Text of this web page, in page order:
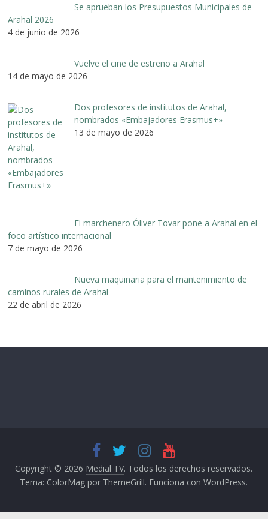
Se aprueban los Presupuestos Municipales de
Arahal 2026
4 de junio de 2026
Vuelve el cine de estreno a Arahal
14 de mayo de 2026
Dos profesores de institutos de Arahal,
nombrados «Embajadores Erasmus+»
13 de mayo de 2026
El marchenero Óliver Tovar pone a Arahal en el
foco artístico internacional
7 de mayo de 2026
Nueva maquinaria para el mantenimiento de
caminos rurales de Arahal
22 de abril de 2026
Copyright © 2026 Medial TV. Todos los derechos reservados.
Tema: ColorMag por ThemeGrill. Funciona conWordPress.